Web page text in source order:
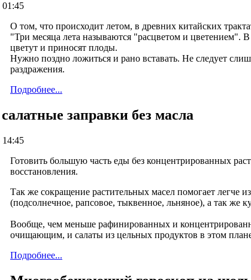
О том, что происходит летом, в древних китайских
"Три месяца лета называются "расцветом и цветением".
цветут и приносят плоды.
Нужно поздно ложиться и рано вставать. Не следует
раздражения.
Подробнее...
заправки без масла
Готовить большую часть еды без концентрированных
восстановления.
Так же сокращение растительных масел помогает легче
(подсолнечное, рапсовое, тыквенное, льняное), а так же
Вообще, чем меньше рафинированных и
очищающим, и салаты из цельных продуктов в этом
Подробнее...